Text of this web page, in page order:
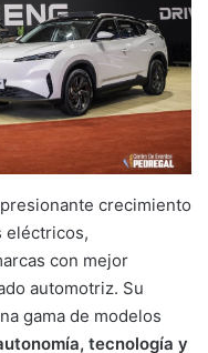
crecimiento
eléctricos,
con mejor
automotriz. Su
gama de modelos
tecnología y